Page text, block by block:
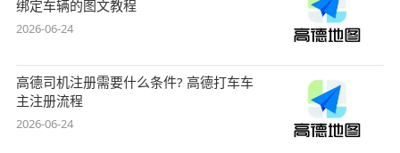
绑定车辆的图文教程
2026-06-24
高德司机注册需要什么条件? 高德打车车
主注册流程
2026-06-24